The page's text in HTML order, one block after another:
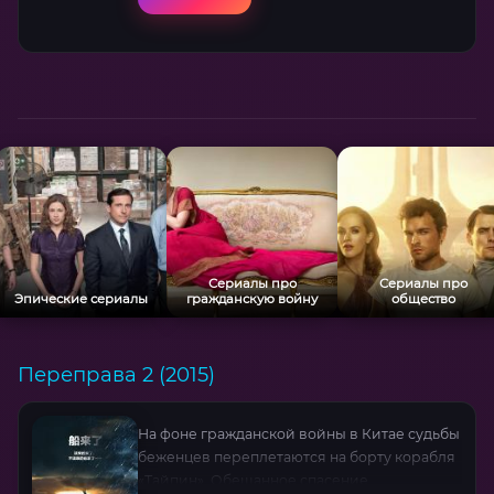
(Гервазий), Богумил Линда (Робак) и Алиция
незабываемые образы в эпической саге о
Эпические сериалы
Сериалы про
гражданскую войну
Сериалы про
общество
Переправа 2 (2015)
На фоне гражданской войны в Китае судьбы
беженцев переплетаются на борту корабля